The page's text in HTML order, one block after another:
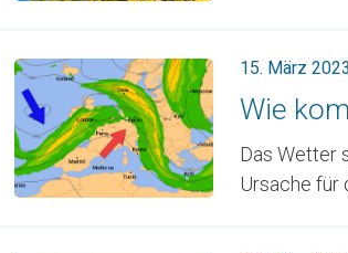
15. März 2023
Wie
Das Wetter
Ursache für